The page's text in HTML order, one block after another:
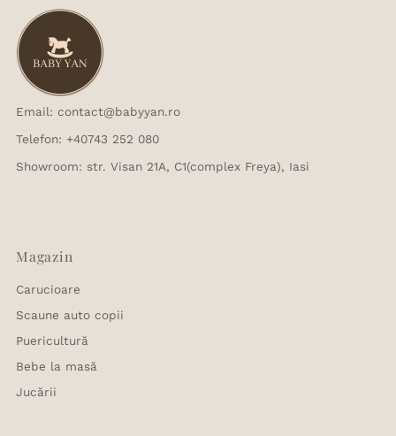
Email: contact@babyyan.ro
Telefon: +40743 252 080
Showroom: str. Visan 21A, C1(complex Freya), Iasi
Magazin
Carucioare
Scaune auto copii
Puericultură
Bebe la masă
Jucării